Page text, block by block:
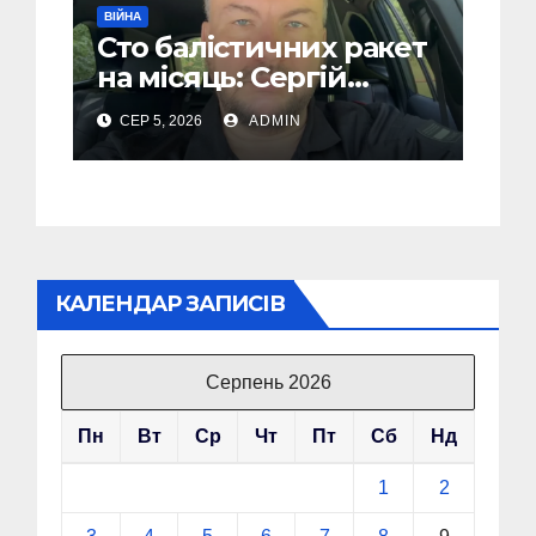
ВІЙНА
Сто балістичних ракет
на місяць: Сергій
“Флеш” закликав
українців готуватися
до гіршого
СЕР 5, 2026 ADMIN
КАЛЕНДАР ЗАПИСІВ
Серпень 2026
Пн Вт Ср Чт Пт Сб Нд
1 2